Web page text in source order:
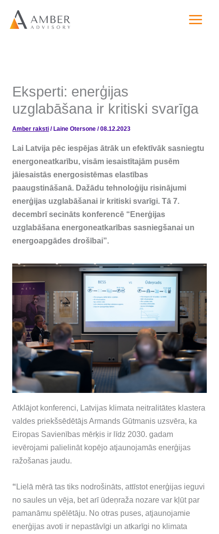
Eksperti: enerģijas
uzglabāšana ir kritiski svarīga
Amber raksti / Laine Otersone/08.12.2023
Lai Latvija pēc iespējas ātrāk un efektīvāk sasniegtu
energoneatkarību, visām iesaistītajām pusēm
jāiesaistās energosistēmas elastības
paaugstināšanā. Dažādu tehnoloģiju risinājumi
enerģijas uzglabāšanai ir kritiski svarīgi. Tā 7.
decembrī secināts konferencē “Enerģijas
uzglabāšana energoneatkarības sasniegšanai un
energoapgādes drošībai”.
Atklājot konferenci, Latvijas klimata neitralitātes klastera
valdes priekšsēdētājs Armands Gūtmanis uzsvēra, ka
Eiropas Savienības mērķis ir līdz 2030. gadam
ievērojami palielināt kopējo atjaunojamās enerģijas
ražošanas jaudu.
“Lielā mērā tas tiks nodrošināts, attīstot enerģijas ieguvi
no saules un vēja, bet arī ūdeņraža nozare var kļūt par
pamanāmu spēlētāju. No otras puses, atjaunojamie
enerģijas avoti ir nepastāvīgi un atkarīgi no klimata